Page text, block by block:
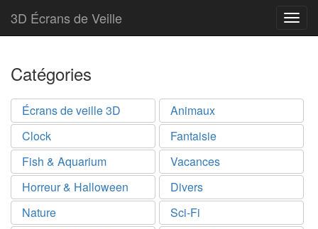
3D Écrans de Veille
Catégories
Écrans de veille 3D
Animaux
Clock
Fantaisie
Fish & Aquarium
Vacances
Horreur & Halloween
Divers
Nature
Sci-Fi